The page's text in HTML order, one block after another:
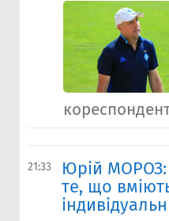
21:33
Юрій МОРОЗ:
те, що